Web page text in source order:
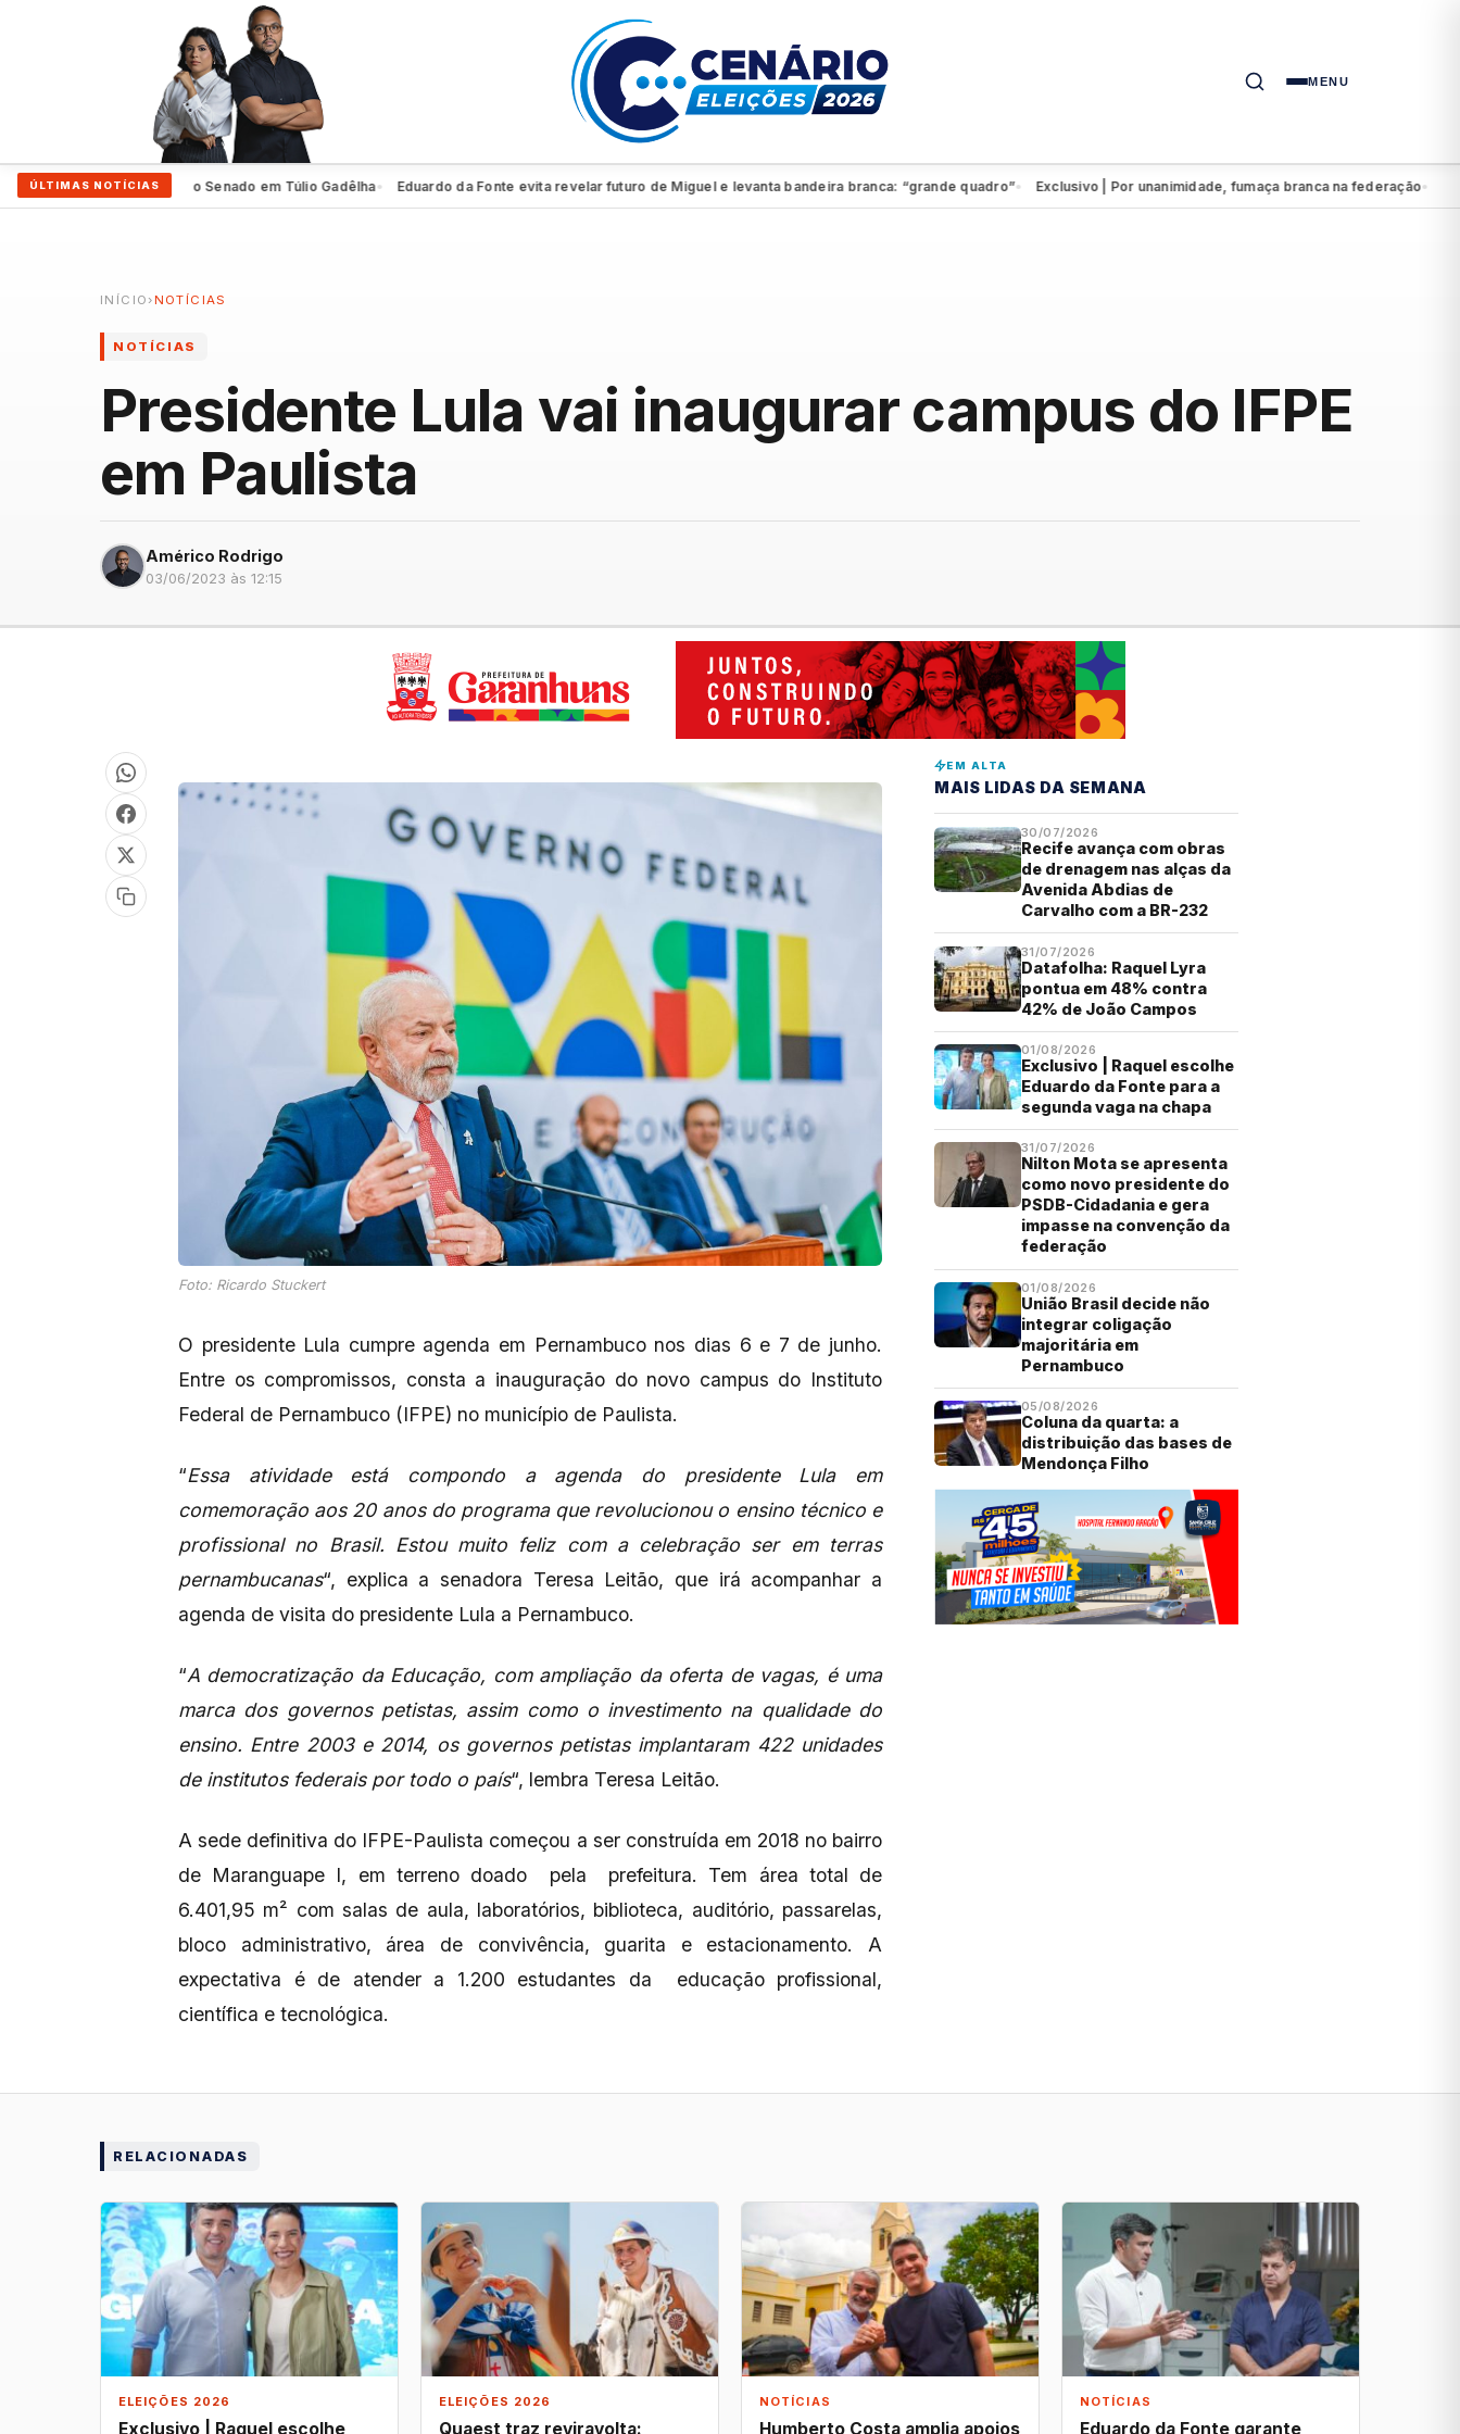
MENU
ÚLTIMAS NOTÍCIAS
oficializa 2º voto ao Senado em Túlio Gadêlha● Eduardo da Fonte evita revelar futuro de Miguel e levanta bandeira branca: “grande quadro”● Exclusivo | Por unanimidade, fumaça branca na federação●
INÍCIO ›NOTÍCIAS
NOTÍCIAS
Presidente Lula vai inaugurar campus do IFPE
em Paulista
Américo Rodrigo
03/06/2023 às 12:15
Foto: Ricardo Stuckert
O presidente Lula cumpre agenda em Pernambuco nos dias 6 e 7 de junho.
Entre os compromissos, consta a inauguração do novo campus do Instituto
Federal de Pernambuco (IFPE) no município de Paulista.
“Essa atividade está compondo a agenda do presidente Lula em
comemoração aos 20 anos do programa que revolucionou o ensino técnico e
profissional no Brasil. Estou muito feliz com a celebração ser em terras
pernambucanas“, explica a senadora Teresa Leitão, que irá acompanhar a
agenda de visita do presidente Lula a Pernambuco.
“A democratização da Educação, com ampliação da oferta de vagas, é uma
marca dos governos petistas, assim como o investimento na qualidade do
ensino. Entre 2003 e 2014, os governos petistas implantaram 422 unidades
de institutos federais por todo o país“, lembra Teresa Leitão.
A sede definitiva do IFPE-Paulista começou a ser construída em 2018 no bairro
de Maranguape I, em terreno doado pela prefeitura. Tem área total de
6.401,95 m² com salas de aula, laboratórios, biblioteca, auditório, passarelas,
bloco administrativo, área de convivência, guarita e estacionamento. A
expectativa é de atender a 1.200 estudantes da educação profissional,
científica e tecnológica.
EM ALTA
MAIS LIDAS DA SEMANA
30/07/2026
Recife avança com obras
de drenagem nas alças da
Avenida Abdias de
Carvalho com a BR-232
31/07/2026
Datafolha: Raquel Lyra
pontua em 48% contra
42% de João Campos
01/08/2026
Exclusivo | Raquel escolhe
Eduardo da Fonte para a
segunda vaga na chapa
31/07/2026
Nilton Mota se apresenta
como novo presidente do
PSDB-Cidadania e gera
impasse na convenção da
federação
01/08/2026
União Brasil decide não
integrar coligação
majoritária em
Pernambuco
05/08/2026
Coluna da quarta: a
distribuição das bases de
Mendonça Filho
RELACIONADAS
ELEIÇÕES 2026
Exclusivo | Raquel escolhe
ELEIÇÕES 2026
Quaest traz reviravolta:
NOTÍCIAS
Humberto Costa amplia apoios
NOTÍCIAS
Eduardo da Fonte garante